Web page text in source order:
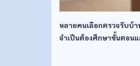
หลายคนเลือกตรวจรับบ้า
จำเป็นต้องศึกษาขั้นตอน